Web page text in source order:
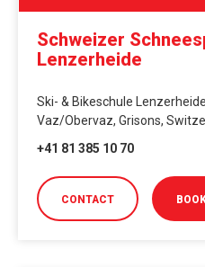
Schweizer
Lenzerheide
Ski- & Bikeschule
Vaz/Obervaz, Grisons,
+41 81 385 10 70
CONTACT